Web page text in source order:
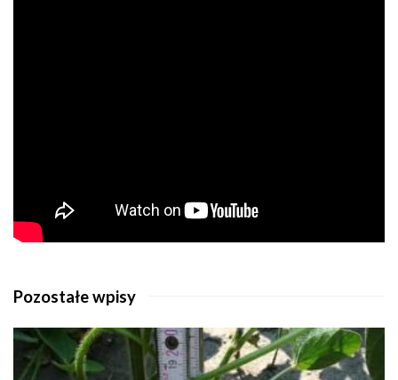
Pozostałe wpisy